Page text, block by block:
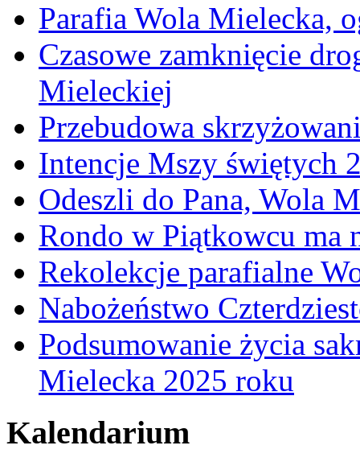
Parafia Wola Mielecka,
Czasowe zamknięcie
Mieleckiej
Przebudowa
Intencje Mszy świętych
Odeszli do Pana, Wola
Rondo w Piątkowcu ma
Rekolekcje parafialne
Nabożeństwo
Podsumowanie życia
Mielecka 2025 roku
Kalendarium